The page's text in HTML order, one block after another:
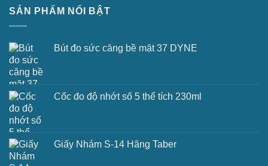
SẢN PHẨM NỔI BẬT
Bút đo sức căng bề mặt 37 DYNE
Cốc đo độ nhớt số 5 thể tích 230ml
Giấy Nhám S-14 Hãng Taber